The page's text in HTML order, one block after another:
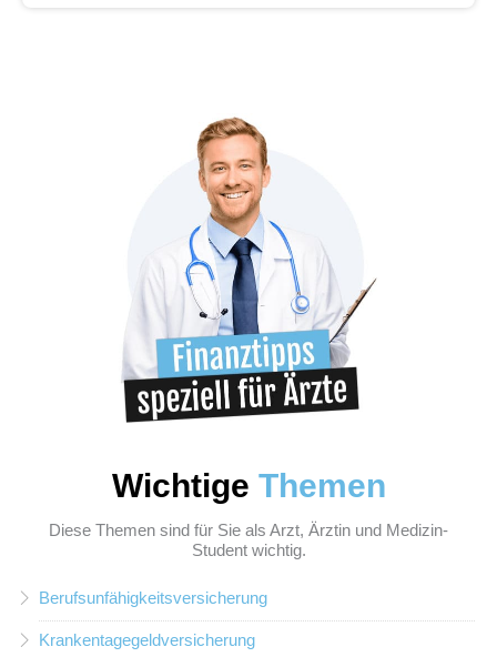
Wichtige Themen
Diese Themen sind für Sie als Arzt, Ärztin und Medizin-
Student wichtig.
Berufsunfähigkeitsversicherung
Krankentagegeldversicherung